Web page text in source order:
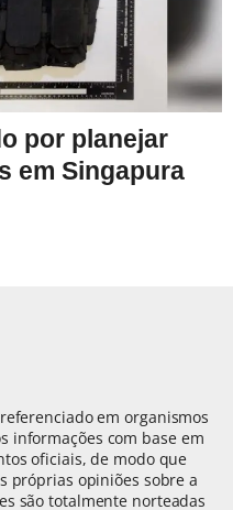
por planejar
em Singapura
em organismos
informações com base em
oficiais, de modo que
próprias opiniões sobre a
são totalmente norteadas